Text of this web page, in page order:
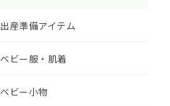
出産準備アイテム
ベビー服・肌着
ベビー小物